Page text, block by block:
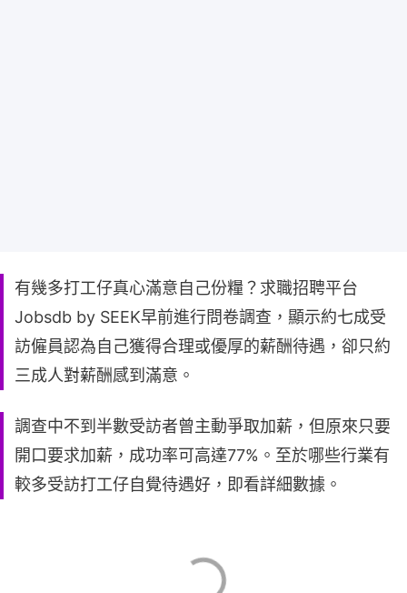
有幾多打工仔真心滿意自己份糧？求職招聘平台
Jobsdb by SEEK早前進行問卷調查，顯示約七成受
訪僱員認為自己獲得合理或優厚的薪酬待遇，卻只約
三成人對薪酬感到滿意。
調查中不到半數受訪者曾主動爭取加薪，但原來只要
開口要求加薪，成功率可高達77%。至於哪些行業有
較多受訪打工仔自覺待遇好，即看詳細數據。